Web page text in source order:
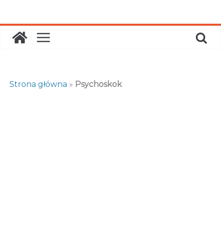
content
Strona główna » Psychoskok